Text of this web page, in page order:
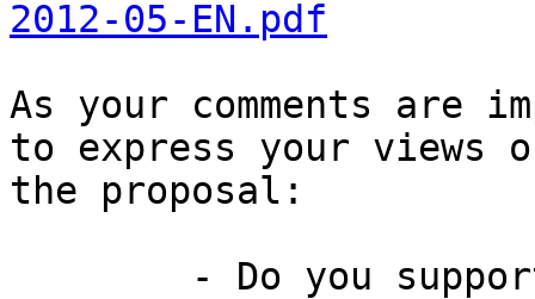
2012-05-EN.pdf
As your comments are
to express your views
the proposal: